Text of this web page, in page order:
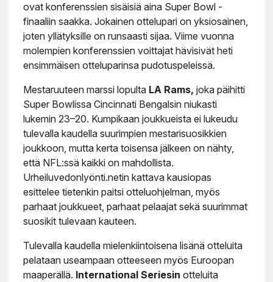
ovat konferenssien sisäisiä aina Super Bowl -
finaaliin saakka. Jokainen ottelupari on yksiosainen,
joten yllätyksille on runsaasti sijaa. Viime vuonna
molempien konferenssien voittajat hävisivät heti
ensimmäisen otteluparinsa pudotuspeleissä.
Mestaruuteen marssi lopulta LA Rams,joka päihitti
Super Bowlissa Cincinnati Bengalsin niukasti
lukemin 23–20. Kumpikaan joukkueista ei lukeudu
tulevalla kaudella suurimpien mestarisuosikkien
joukkoon, mutta kerta toisensa jälkeen on nähty,
että NFL:ssä kaikki on mahdollista.
Urheiluvedonlyönti.netin kattava kausiopas
esittelee tietenkin paitsi otteluohjelman, myös
parhaat joukkueet, parhaat pelaajat sekä suurimmat
suosikit tulevaan kauteen.
Tulevalla kaudella mielenkiintoisena lisänä otteluita
pelataan useampaan otteeseen myös Euroopan
maaperällä. International Seriesinotteluita